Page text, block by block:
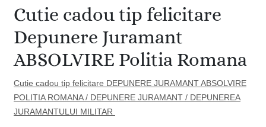
Cutie cadou tip felicitare
Depunere Juramant
ABSOLVIRE Politia Romana
Cutie cadou tip felicitare DEPUNERE JURAMANT ABSOLVIRE
POLITIA ROMANA / DEPUNERE JURAMANT / DEPUNEREA
JURAMANTULUI MILITAR